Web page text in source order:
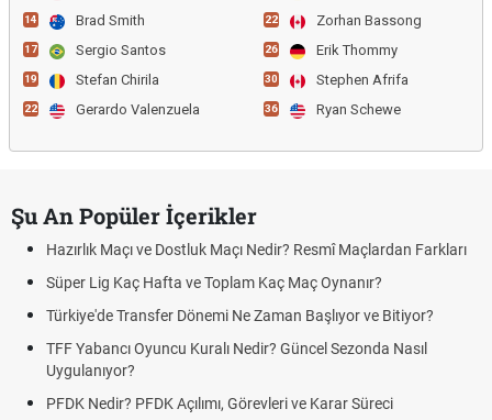
14 Brad Smith
17 Sergio Santos
19 Stefan Chirila
22 Gerardo Valenzuela
22 Zorhan Bassong
26 Erik Thommy
30 Stephen Afrifa
36 Ryan Schewe
Şu An Popüler İçerikler
Hazırlık Maçı ve Dostluk Maçı Nedir? Resmî Maçlardan Farkları
Süper Lig Kaç Hafta ve Toplam Kaç Maç Oynanır?
Türkiye'de Transfer Dönemi Ne Zaman Başlıyor ve Bitiyor?
TFF Yabancı Oyuncu Kuralı Nedir? Güncel Sezonda Nasıl
Uygulanıyor?
PFDK Nedir? PFDK Açılımı, Görevleri ve Karar Süreci